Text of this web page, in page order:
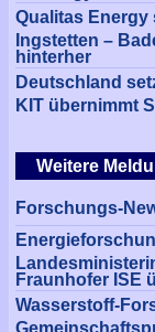
Weitere
Forschungs-
Fraunhofer ISE
Wasserstoff-
Qualitas Energy
Ingstetten –
hinterher
Deutschland
KIT übernimmt